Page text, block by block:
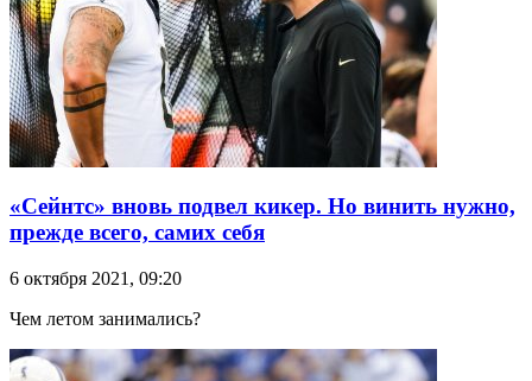
«Сейнтс» вновь подвел кикер. Но винить нужно,
прежде всего, самих себя
6 октября 2021, 09:20
Чем летом занимались?